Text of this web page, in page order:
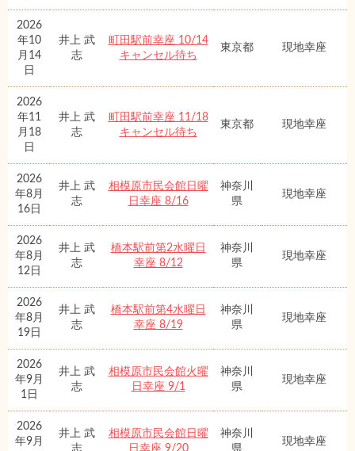
2026
年10
月14
日
井上 武
志
町田駅前幸座 10/14
キャンセル待ち
東京都 現地幸座
2026
年11
月18
日
井上 武
志
町田駅前幸座 11/18
キャンセル待ち
東京都 現地幸座
2026
年8月
16日
井上 武
志
相模原市民会館日曜
日幸座 8/16
神奈川
県
現地幸座
2026
年8月
12日
井上 武
志
橋本駅前第2水曜日
幸座 8/12
神奈川
県
現地幸座
2026
年8月
19日
井上 武
志
橋本駅前第4水曜日
幸座 8/19
神奈川
県
現地幸座
2026
年9月
1日
井上 武
志
相模原市民会館火曜
日幸座 9/1
神奈川
県
現地幸座
2026
年9月
井上 武
志
相模原市民会館日曜
日幸座 9/20
神奈川
県
現地幸座